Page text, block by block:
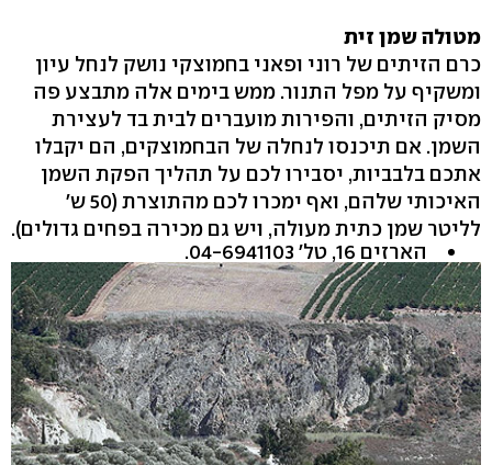
מטולה שמן זית
כרם הזיתים של רוני ופאני בחמוצקי נושק לנחל עיון
ומשקיף על מפל התנור. ממש בימים אלה מתבצע פה
מסיק הזיתים, והפירות מועברים לבית בד לעצירת
השמן. אם תיכנסו לנחלה של הבחמוצקים, הם יקבלו
אתכם בלבביות, יסבירו לכם על תהליך הפקת השמן
האיכותי שלהם, ואף ימכרו לכם מהתוצרת ‭50)‬ ש'
לליטר שמן כתית מעולה, ויש גם מכירה בפחים גדולים‭.(‬
הארזים ‭,16‬ טל' ‭.04-6941103 ‬